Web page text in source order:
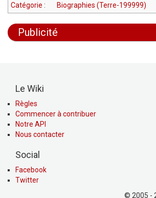
Catégorie : Biographies (Terre-199999)
Publicité
Le Wiki
Règles
Commencer à contribuer
Notre API
Nous contacter
Social
Facebook
Twitter
© 2005 -